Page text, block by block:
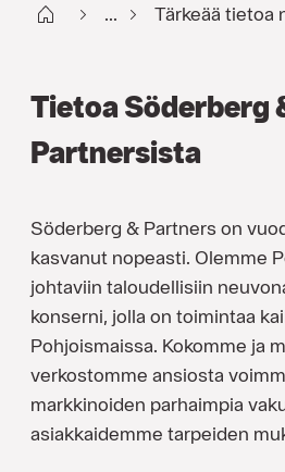
Start FI ... Tärkeää tietoa
Tietoa Söderberg
Partnersista
Söderberg & Partners on
kasvanut nopeasti. Olemme
johtaviin taloudellisiin
konserni, jolla on toimintaa
Pohjoismaissa. Kokomme ja
verkostomme ansiosta
markkinoiden parhaimpia
asiakkaidemme tarpeiden